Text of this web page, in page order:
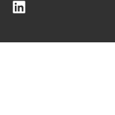
t
g
k
b
k
d